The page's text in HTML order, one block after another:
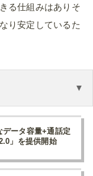
る仕組みはありそ
り安定しているた
ータ容量+通話定
」を提供開始